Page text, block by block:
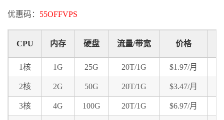
优惠码： 55OFFVPS
CPU 内存 硬盘 流量/带宽 价格
1核 1G 25G 20T/1G $1.97/月
2核 2G 50G 20T/1G $3.47/月
3核 4G 100G 20T/1G $6.97/月